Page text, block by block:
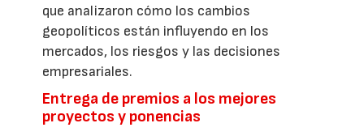
que analizaron cómo los cambios
geopolíticos están influyendo en los
mercados, los riesgos y las decisiones
empresariales.
Entrega de premios a los mejores
proyectos y ponencias